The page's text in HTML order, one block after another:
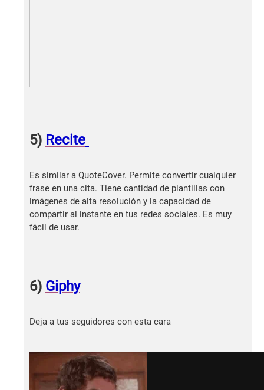
5) Recite
Es similar a QuoteCover. Permite convertir cualquier
frase en una cita. Tiene cantidad de plantillas con
imágenes de alta resolución y la capacidad de
compartir al instante en tus redes sociales. Es muy
fácil de usar.
6) Giphy
Deja a tus seguidores con esta cara